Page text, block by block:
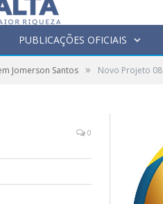
PUBLICAÇÕES OFICIAIS
Jomerson Santos » Novo Projeto 08
0